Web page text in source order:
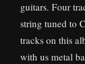
guitars. Four
string tuned to
tracks on this
with us metal